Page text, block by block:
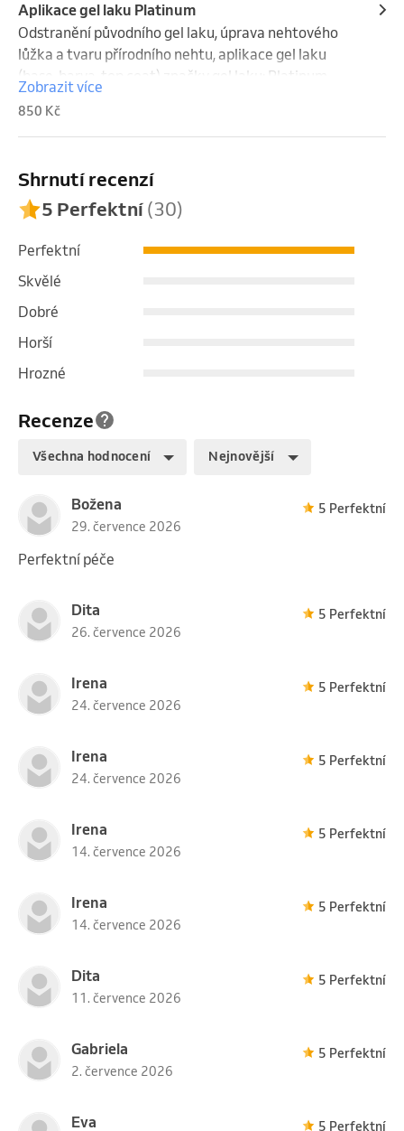
Aplikace gel laku Platinum
Odstranění původního gel laku, úprava nehtového
lůžka a tvaru přírodního nehtu, aplikace gel laku
(base, barva, top coat) značky gel laku: Platinum
booster
Zobrazit více
850 Kč
Recenze
Všechna hodnocení Nejnovější
Božena
29. července 2026
5 Perfektní
Perfektní péče
Dita
26. července 2026
5 Perfektní
Irena
24. července 2026
5 Perfektní
Irena
24. července 2026
5 Perfektní
Irena
14. července 2026
5 Perfektní
Irena
14. července 2026
5 Perfektní
Dita
11. července 2026
5 Perfektní
Gabriela
2. července 2026
5 Perfektní
Eva 5 Perfektní
Shrnutí recenzí
5 Perfektní(30)
Perfektní
Skvělé
Dobré
Horší
Hrozné